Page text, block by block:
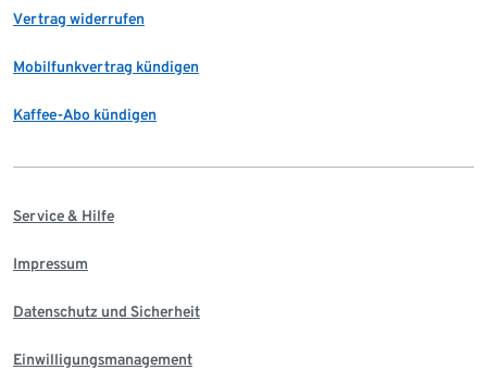
Vertrag widerrufen
Mobilfunkvertrag kündigen
Kaffee-Abo kündigen
Service & Hilfe
Impressum
Datenschutz und Sicherheit
Einwilligungsmanagement